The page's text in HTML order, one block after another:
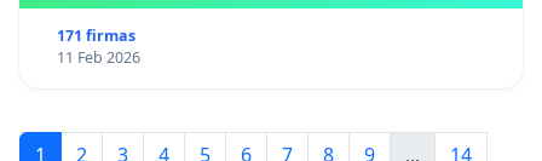
171 firmas
11 Feb 2026
1 2 3 4 5 6 7 8 9 ...
14